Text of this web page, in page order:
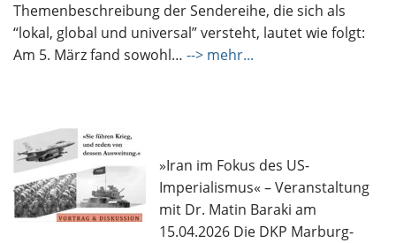
Themenbeschreibung der Sendereihe, die sich als
“lokal, global und universal” versteht, lautet wie folgt:
Am 5. März fand sowohl… --> mehr...
»Iran im Fokus des US-
Imperialismus« – Veranstaltung
mit Dr. Matin Baraki am
15.04.2026 Die DKP Marburg-